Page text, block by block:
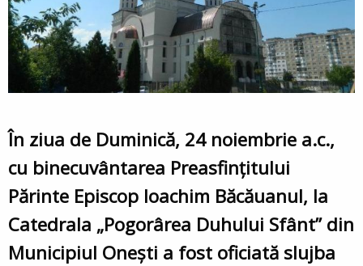
În ziua de Duminică, 24 noiembrie a.c.,
cu binecuvântarea Preasfinţitului
Părinte Episcop Ioachim Băcăuanul, la
Catedrala „Pogorârea Duhului Sfânt” din
Municipiul Oneşti a fost oficiată slujba